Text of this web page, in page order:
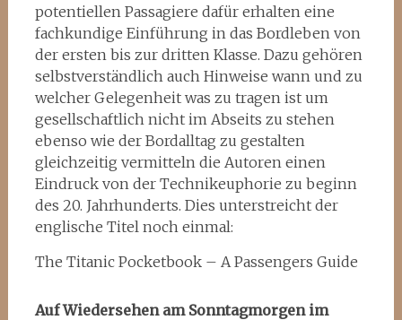
potentiellen Passagiere dafür erhalten eine
fachkundige Einführung in das Bordleben von
der ersten bis zur dritten Klasse. Dazu gehören
selbstverständlich auch Hinweise wann und zu
welcher Gelegenheit was zu tragen ist um
gesellschaftlich nicht im Abseits zu stehen
ebenso wie der Bordalltag zu gestalten
gleichzeitig vermitteln die Autoren einen
Eindruck von der Technikeuphorie zu beginn
des 20. Jahrhunderts. Dies unterstreicht der
englische Titel noch einmal:
The Titanic Pocketbook – A Passengers Guide
Auf Wiedersehen am Sonntagmorgen im